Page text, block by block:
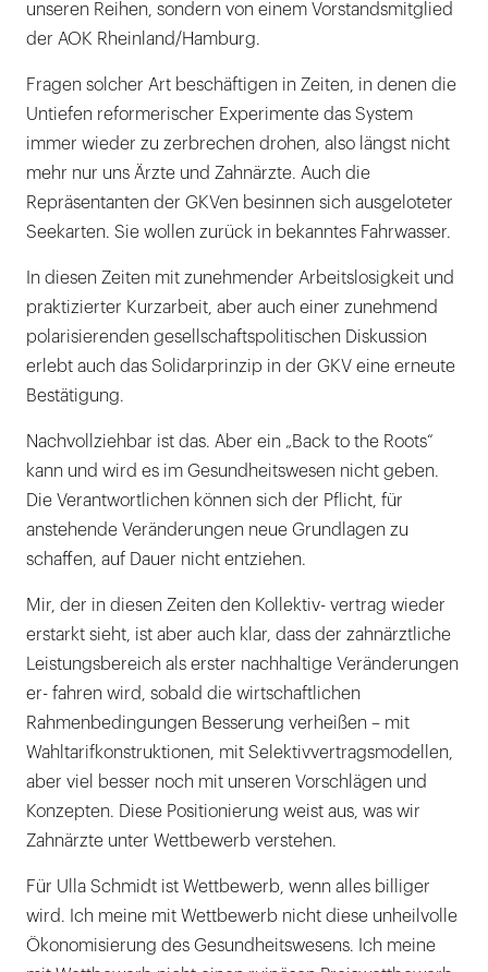
unseren Reihen, sondern von einem Vorstandsmitglied
der AOK Rheinland/Hamburg.
Fragen solcher Art beschäftigen in Zeiten, in denen die
Untiefen reformerischer Experimente das System
immer wieder zu zerbrechen drohen, also längst nicht
mehr nur uns Ärzte und Zahnärzte. Auch die
Repräsentanten der GKVen besinnen sich ausgeloteter
Seekarten. Sie wollen zurück in bekanntes Fahrwasser.
In diesen Zeiten mit zunehmender Arbeitslosigkeit und
praktizierter Kurzarbeit, aber auch einer zunehmend
polarisierenden gesellschaftspolitischen Diskussion
erlebt auch das Solidarprinzip in der GKV eine erneute
Bestätigung.
Nachvollziehbar ist das. Aber ein „Back to the Roots“
kann und wird es im Gesundheitswesen nicht geben.
Die Verantwortlichen können sich der Pflicht, für
anstehende Veränderungen neue Grundlagen zu
schaffen, auf Dauer nicht entziehen.
Mir, der in diesen Zeiten den Kollektiv- vertrag wieder
erstarkt sieht, ist aber auch klar, dass der zahnärztliche
Leistungsbereich als erster nachhaltige Veränderungen
er- fahren wird, sobald die wirtschaftlichen
Rahmenbedingungen Besserung verheißen – mit
Wahltarifkonstruktionen, mit Selektivvertragsmodellen,
aber viel besser noch mit unseren Vorschlägen und
Konzepten. Diese Positionierung weist aus, was wir
Zahnärzte unter Wettbewerb verstehen.
Für Ulla Schmidt ist Wettbewerb, wenn alles billiger
wird. Ich meine mit Wettbewerb nicht diese unheilvolle
Ökonomisierung des Gesundheitswesens. Ich meine